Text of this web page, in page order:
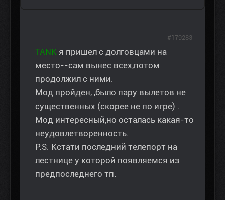
TANK я пришел с долговцами на
место--сам вынес всех,потом
продолжил с ними.
Мод пройден, ,было пару вылетов не
существенных (скорее не по игре) .
Мод интересный,но осталась какая-то
неудовлетворенность.
P.S. Кстати последний телепорт на
лестнице у которой появляемся из
предпоследнего тп.
#179283